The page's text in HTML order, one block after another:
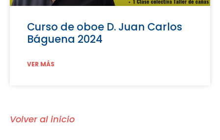
Curso de oboe D. Juan Carlos
Báguena 2024
VER MÁS
Volver al inicio